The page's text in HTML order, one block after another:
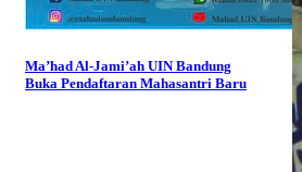
Ma’had Al-Jami’ah UIN Bandung
Buka Pendaftaran Mahasantri Baru